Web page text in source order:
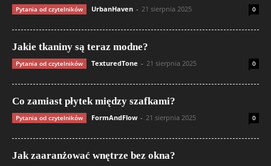
Pytania od czytelników UrbanHaven - 21 sierpnia 2025 0
Jakie tkaniny są teraz modne?
Pytania od czytelników TexturedTone - 21 sierpnia 2025 0
Co zamiast płytek między szafkami?
Pytania od czytelników FormAndFlow - 21 sierpnia 2025 0
Jak zaaranżować wnętrze bez okna?